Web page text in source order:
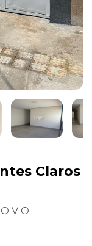
Claros